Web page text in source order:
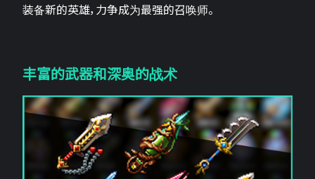
装备新的英雄，力争成为最强的召唤师。
丰富的武器和深奥的战术